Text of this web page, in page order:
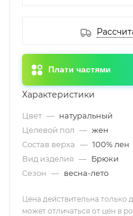
Плати частями
Характеристики
Цвет — натуральный
Целевой пол — жен
Состав верха — 100% лен
Вид изделия — Брюки
Сезон — весна-лето
Цена действительна только
может отличаться от цен в